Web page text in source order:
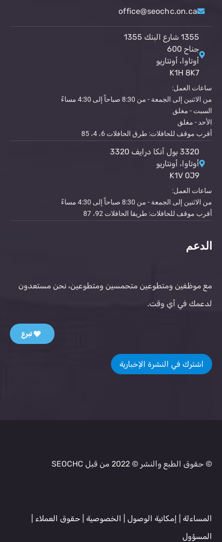
office@seochc.on.ca
1355 شارع البنك 1355
جناح 600
أوتاوا، أونتاريو
K1H 8K7
ساعات العمل:
من الاثنين إلى الجمعة - من 8:30 صباحاً إلى 4:30 مساءً
السبت - مغلق
الأحد - مغلق
أقرب موقف للحافلات: طرق الحافلات 6، 4، 85
3320 بول أنكا درايف 3320
أوتاوا، أونتاريو
K1V 0J9
ساعات العمل:
من الاثنين إلى الجمعة - من 8:30 صباحاً إلى 4:30 مساءً
أقرب موقف للحافلات: طريقا الحافلات 92، 87
الدعم
مع موظفين ومتطوعين متحمسين ومتطوعين، نحن مستعدون
لدعمك في أي وقت.
تبرع
اشترك في النشرة الإخبارية
© حقوق الطبع والنشر © 2022 من قبل SEOCHC
المساءلة إمكانية الوصول الخصوصية حقوق العملاء
المسؤول